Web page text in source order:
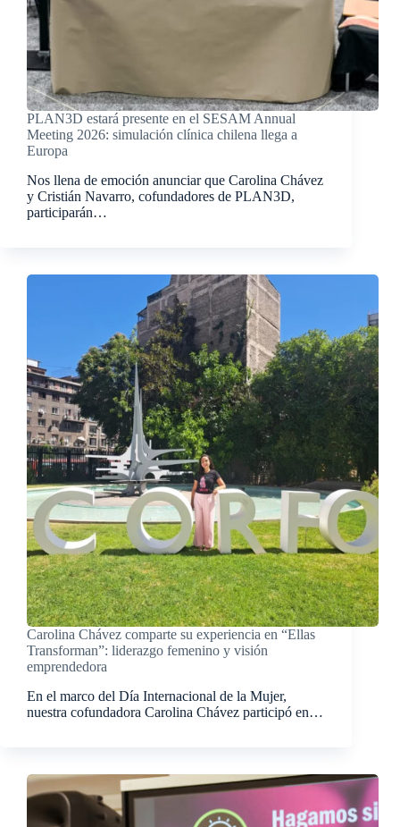
PLAN3D estará presente en el SESAM Annual
Meeting 2026: simulación clínica chilena llega a
Europa
Nos llena de emoción anunciar que Carolina Chávez
y Cristián Navarro, cofundadores de PLAN3D,
participarán…
Carolina Chávez comparte su experiencia en “Ellas
Transforman”: liderazgo femenino y visión
emprendedora
En el marco del Día Internacional de la Mujer,
nuestra cofundadora Carolina Chávez participó en…